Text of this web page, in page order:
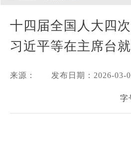
十四届全国人大四
习近平等在主席台
来源： 发布日期：2026-03-